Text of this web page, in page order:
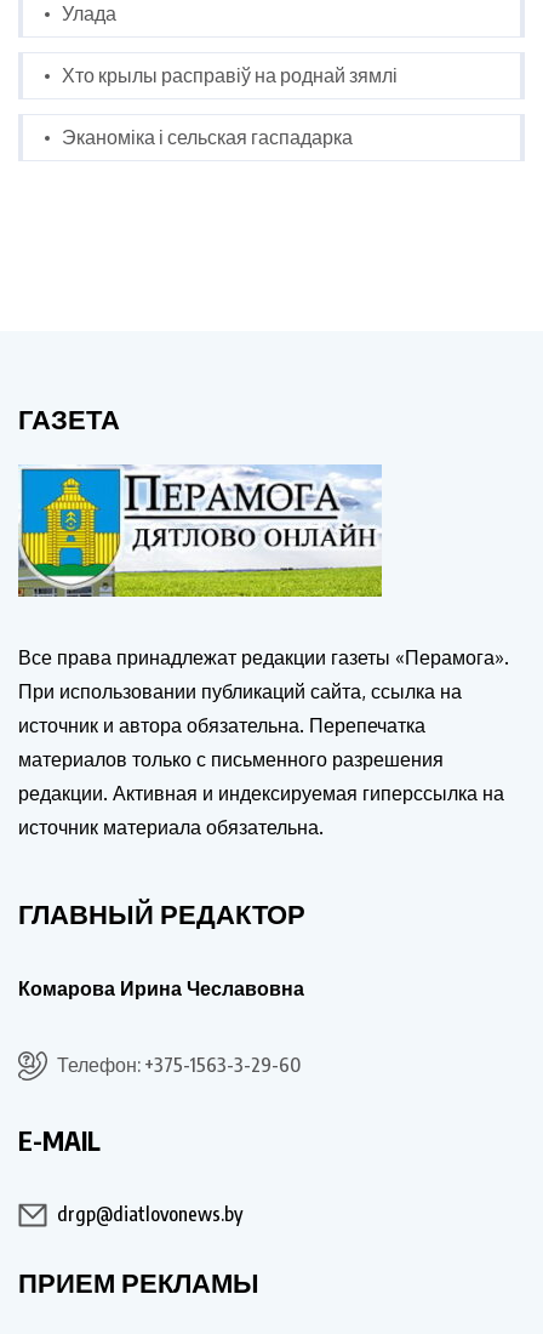
Улада
Хто крылы расправіў на роднай зямлі
Эканоміка і сельская гаспадарка
ГАЗЕТА
Все права принадлежат редакции газеты «Перамога».
При использовании публикаций сайта, ссылка на
источник и автора обязательна. Перепечатка
материалов только с письменного разрешения
редакции. Активная и индексируемая гиперссылка на
источник материала обязательна.
ГЛАВНЫЙ РЕДАКТОР
Комарова Ирина Чеславовна
Телефон: +375-1563-3-29-60
E-MAIL
drgp@diatlovonews.by
ПРИЕМ РЕКЛАМЫ